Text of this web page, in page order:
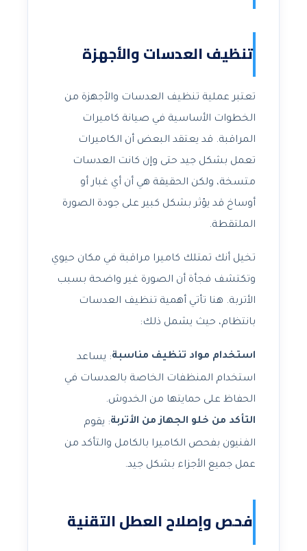
تنظيف العدسات والأجهزة
تعتبر عملية تنظيف العدسات والأجهزة من
الخطوات الأساسية في صيانة كاميرات
المراقبة. قد يعتقد البعض أن الكاميرات
تعمل بشكل جيد حتى وإن كانت العدسات
متسخة، ولكن الحقيقة هي أن أي غبار أو
أوساخ قد يؤثر بشكل كبير على جودة الصورة
الملتقطة.
تخيل أنك تمتلك كاميرا مراقبة في مكان حيوي
وتكتشف فجأة أن الصورة غير واضحة بسبب
الأتربة. هنا تأتي أهمية تنظيف العدسات
بانتظام، حيث يشمل ذلك:
استخدام مواد تنظيف مناسبة: يساعد
استخدام المنظفات الخاصة بالعدسات في
الحفاظ على حمايتها من الخدوش.
التأكد من خلو الجهاز من الأتربة: يقوم
الفنيون بفحص الكاميرا بالكامل والتأكد من
عمل جميع الأجزاء بشكل جيد.
فحص وإصلاح العطل التقنية